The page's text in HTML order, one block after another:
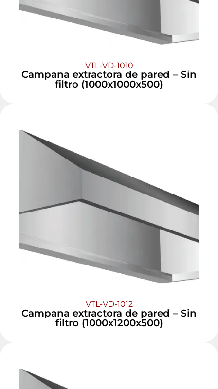
VTL-VD-1010
Campana extractora de pared – Sin
filtro (1000x1000x500)
VTL-VD-1012
Campana extractora de pared – Sin
filtro (1000x1200x500)